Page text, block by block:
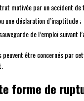
motivée par un accident
une déclaration d’inaptitude ;
de l’emploi suivant
être concernés par
forme de